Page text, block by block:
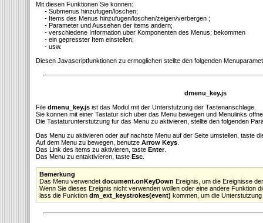
Mit diesen Funktionen Sie konnen:
- Submenus hinzufugen/loschen;
- Items des Menus hinzufugen/loschen/zeigen/verbergen ;
- Parameter und Aussehen der items andern;
- verschiedene Information uber Komponenten des Menus; bekommen
- ein gepresster Item einstellen;
- usw.
Diesen Javascriptfunktionen zu ermoglichen stellte den folgenden
dmenu_key.js
File dmenu_key.js ist das Modul mit der Unterstutzung der Tastenanschlage.
Sie konnen mit einer Tastatur sich uber das Menu bewegen und Menulinks
Die Tastaturunterstutzung fur das Menu zu aktivieren, stellte den folgenden
Das Menu zu aktivieren oder auf nachste Menu auf der Seite umstellen, taste
Auf dem Menu zu bewegen, benutze Arrow Keys
Das Link des items zu aktivieren, taste Enter.
Das Menu zu entaktivieren, taste Esc
Bemerkung
Das Menu verwendet document.onKeyDown Ereignis, um die Ereignisse
Wenn Sie dieses Ereignis nicht verwenden wollen oder eine andere Funktion
lass die Funktion dm_ext_keystrokes(event) kommen, um die